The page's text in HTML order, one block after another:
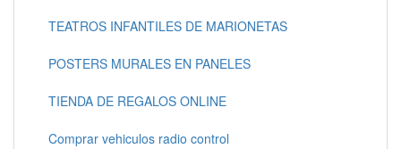
TEATROS INFANTILES DE MARIONETAS
POSTERS MURALES EN PANELES
TIENDA DE REGALOS ONLINE
Comprar vehiculos radio control